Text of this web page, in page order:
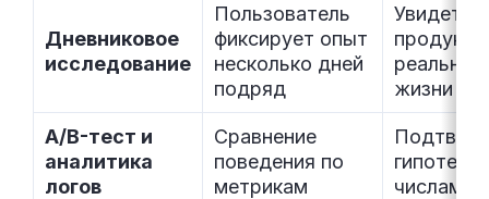
Дневниковое
исследование
Пользователь
фиксирует опыт
несколько дней
подряд
Увидеть
продукт в
реальной
жизни
A/B-тест и
аналитика
логов
Сравнение
поведения по
метрикам
гипотезу
числами